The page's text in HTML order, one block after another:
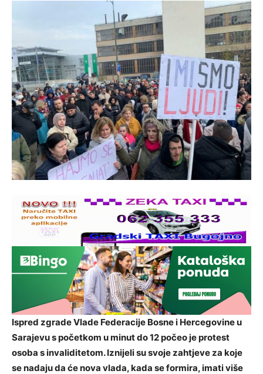
Ispred zgrade Vlade Federacije Bosne i Hercegovine u
Sarajevu s početkom u minut do 12 počeo je protest
osoba s invaliditetom. Iznijeli su svoje zahtjeve za koje
se nadaju da će nova vlada, kada se formira, imati više